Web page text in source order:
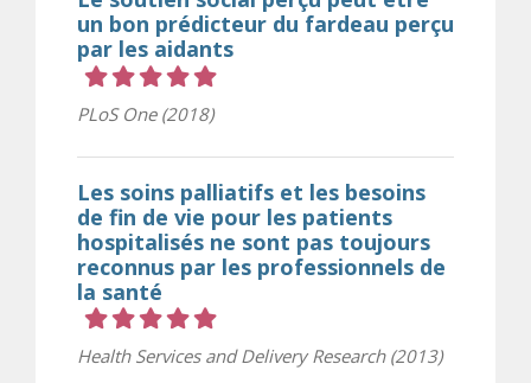
un bon prédicteur du fardeau perçu
par les aidants
PLoS One (2018)
Les soins palliatifs et les besoins
de fin de vie pour les patients
hospitalisés ne sont pas toujours
reconnus par les professionnels de
la santé
Health Services and Delivery Research (2013)